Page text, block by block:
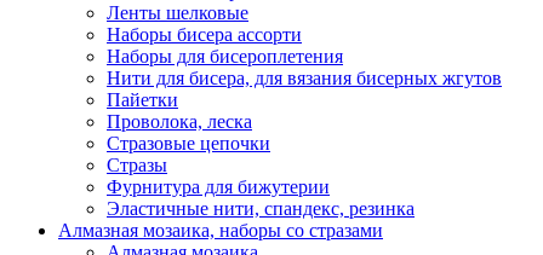
Ленты шелковые
Наборы бисера ассорти
Наборы для бисероплетения
Нити для бисера, для вязания бисерных жгутов
Пайетки
Проволока, леска
Стразовые цепочки
Стразы
Фурнитура для бижутерии
Эластичные нити, спандекс, резинка
Алмазная мозаика, наборы со стразами